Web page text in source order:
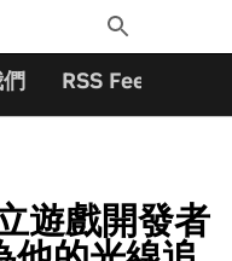
Toggle
Search
RSS Feeds
遊戲開發者